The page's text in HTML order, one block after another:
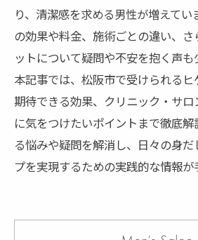
り、清潔感を求める男性が増えてい
の効果や料金、施術ごとの違い、
ットについて疑問や不安を抱く声も
本記事では、松阪市で受けられる
期待できる効果、クリニック・サ
に気をつけたいポイントまで徹底
る悩みや疑問を解消し、日々の身
プを実現するための実践的な情報が